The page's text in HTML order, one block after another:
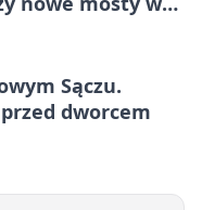
Sączu.
dworcem